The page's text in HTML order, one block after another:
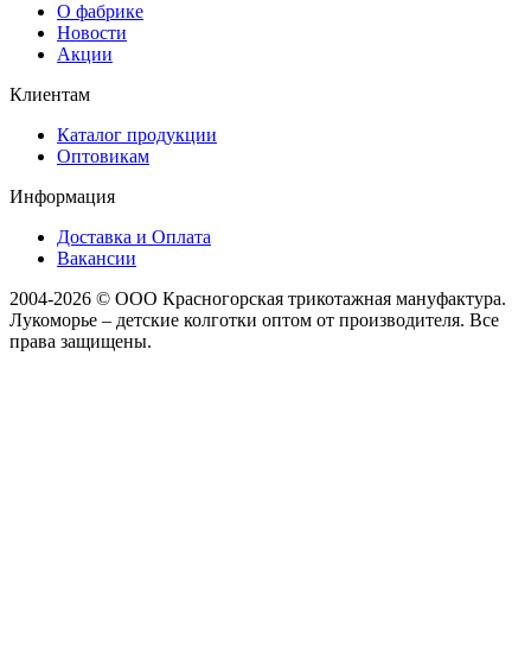
О фабрике
Новости
Акции
Клиентам
Каталог продукции
Оптовикам
Информация
Доставка и Оплата
Вакансии
2004-2026 © ООО Красногорская трикотажная мануфактура.
Лукоморье – детские колготки оптом от производителя. Все
права защищены.